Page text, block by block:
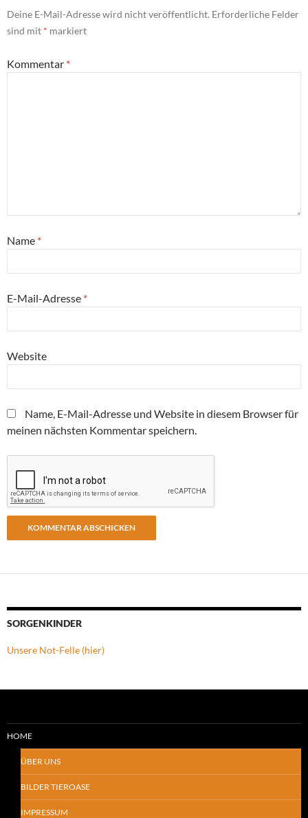
Deine E-Mail-Adresse wird nicht veröffentlicht. Erforderliche Felder
sind mit * markiert
Kommentar *
Name *
E-Mail-Adresse *
Website
Name, E-Mail-Adresse und Website in diesem Browser für
meinen nächsten Kommentar speichern.
SORGENKINDER
Unsere Not-Felle (hier)
HOME
ÜBER UNS
BILDER TIEROASE
IMPRESSUM